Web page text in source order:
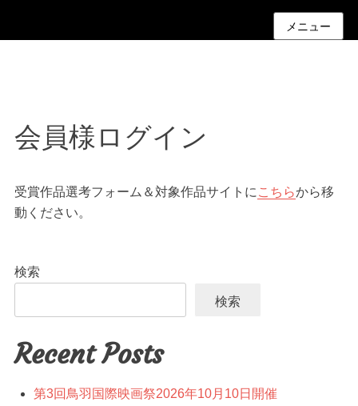
メニュー
会員様ログイン
受賞作品選考フォーム＆対象作品サイトに こちらから移
動ください。
検索
検索
Recent Posts
第3回鳥羽国際映画祭2026年10月10日開催